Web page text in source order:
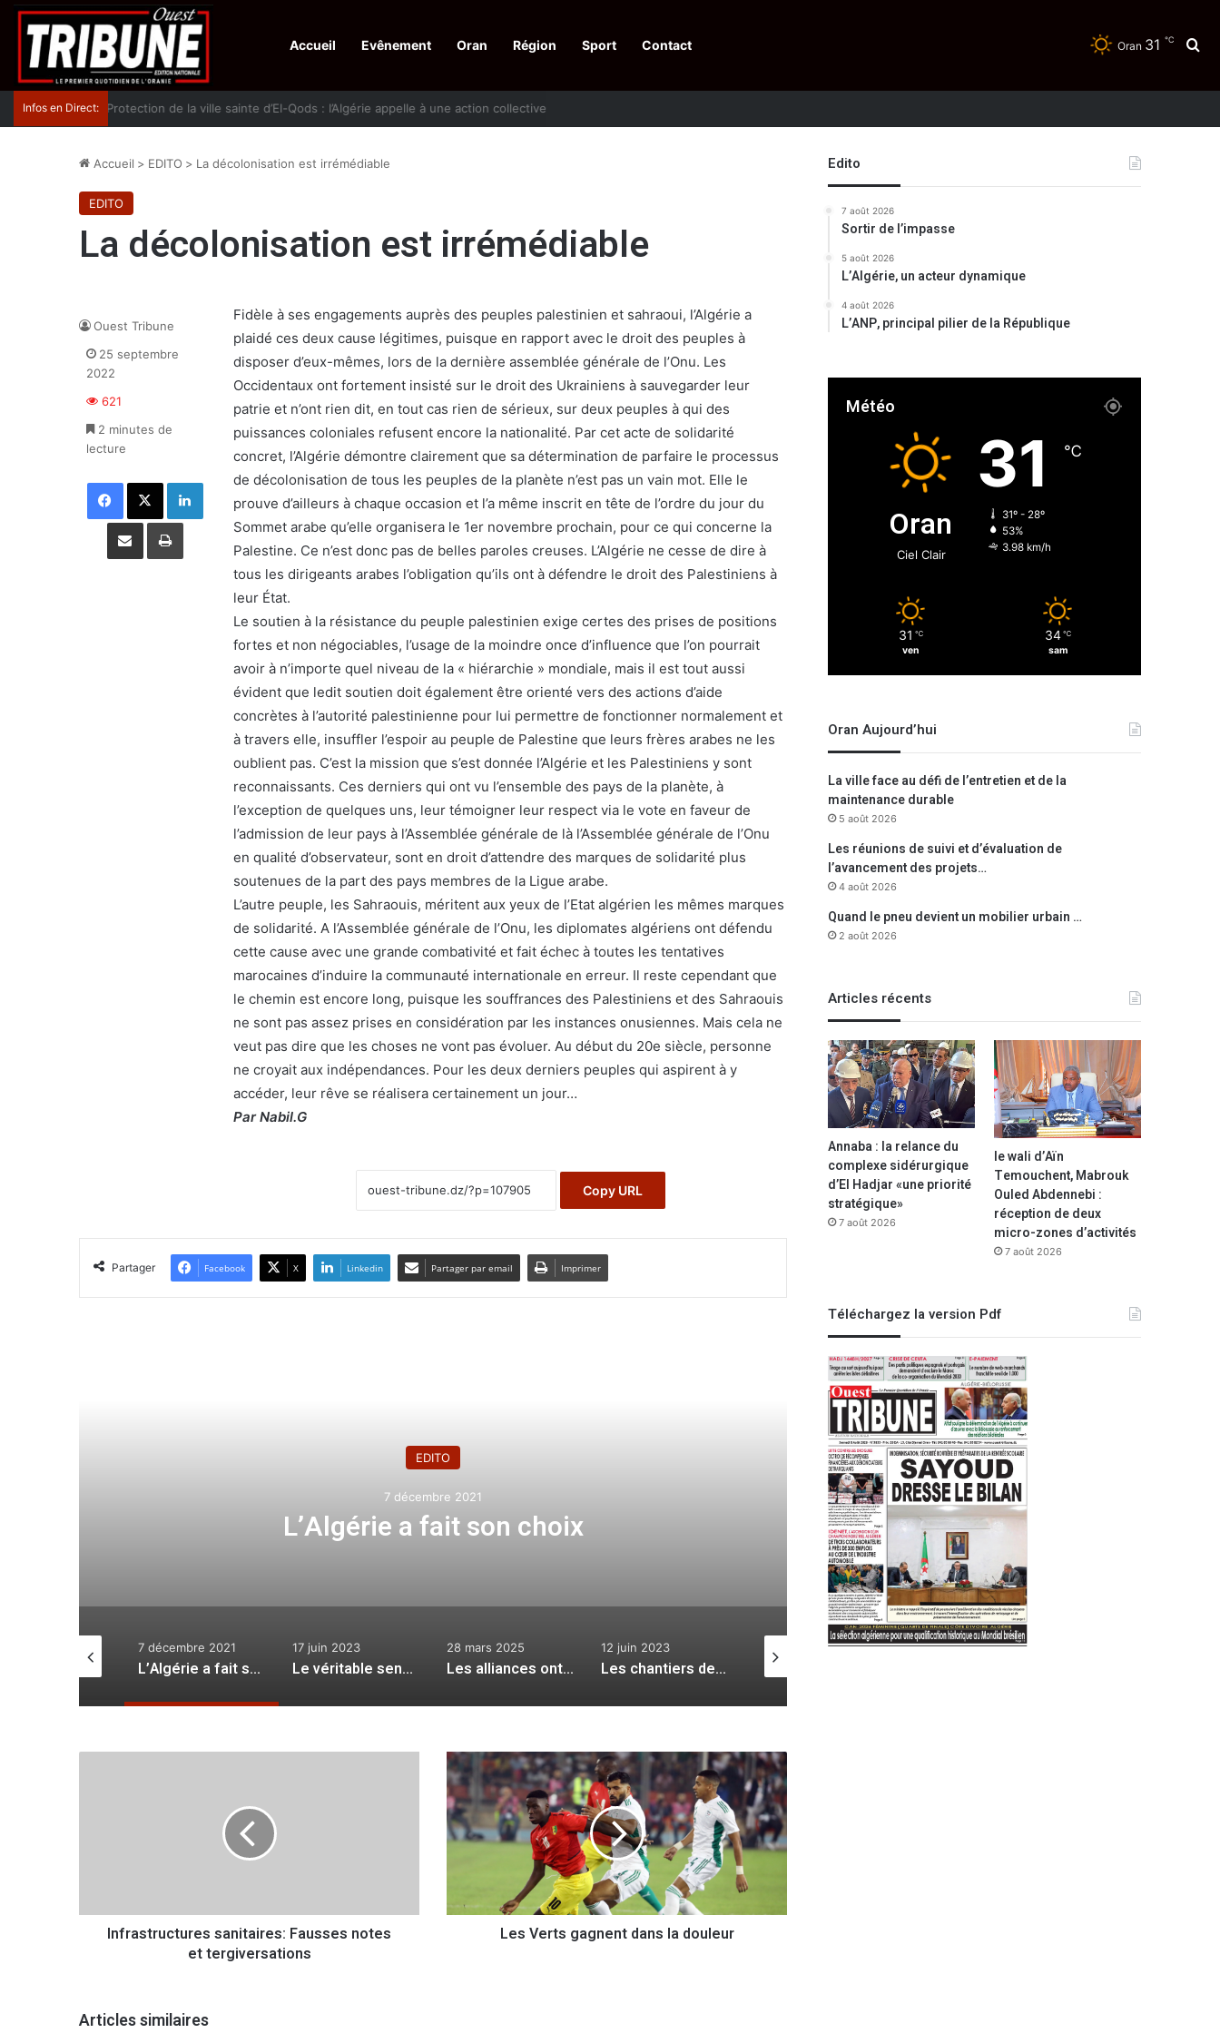
Accueil Evênement Oran Région Sport Contact Oran 31 ℃
Infos en Direct: Protection de la ville sainte d’El-Qods : l’Algérie appelle à une action collective
Accueil > EDITO > La décolonisation est irrémédiable
EDITO
La décolonisation est irrémédiable
Fidèle à ses engagements auprès des peuples palestinien et sahraoui, l’Algérie a
plaidé ces deux cause légitimes, puisque en rapport avec le droit des peuples à
disposer d’eux-mêmes, lors de la dernière assemblée générale de l’Onu. Les
Occidentaux ont fortement insisté sur le droit des Ukrainiens à sauvegarder leur
patrie et n’ont rien dit, en tout cas rien de sérieux, sur deux peuples à qui des
puissances coloniales refusent encore la nationalité. Par cet acte de solidarité
concret, l’Algérie démontre clairement que sa détermination de parfaire le processus
de décolonisation de tous les peuples de la planète n’est pas un vain mot. Elle le
prouve d’ailleurs à chaque occasion et l’a même inscrit en tête de l’ordre du jour du
Sommet arabe qu’elle organisera le 1er novembre prochain, pour ce qui concerne la
Palestine. Ce n’est donc pas de belles paroles creuses. L’Algérie ne cesse de dire à
tous les dirigeants arabes l’obligation qu’ils ont à défendre le droit des Palestiniens à
leur État.
Le soutien à la résistance du peuple palestinien exige certes des prises de positions
fortes et non négociables, l’usage de la moindre once d’influence que l’on pourrait
avoir à n’importe quel niveau de la « hiérarchie » mondiale, mais il est tout aussi
évident que ledit soutien doit également être orienté vers des actions d’aide
concrètes à l’autorité palestinienne pour lui permettre de fonctionner normalement et
à travers elle, insuffler l’espoir au peuple de Palestine que leurs frères arabes ne les
oublient pas. C’est la mission que s’est donnée l’Algérie et les Palestiniens y sont
reconnaissants. Ces derniers qui ont vu l’ensemble des pays de la planète, à
l’exception de quelques uns, leur témoigner leur respect via le vote en faveur de
l’admission de leur pays à l’Assemblée générale de là l’Assemblée générale de l’Onu
en qualité d’observateur, sont en droit d’attendre des marques de solidarité plus
soutenues de la part des pays membres de la Ligue arabe.
L’autre peuple, les Sahraouis, méritent aux yeux de l’Etat algérien les mêmes marques
de solidarité. A l’Assemblée générale de l’Onu, les diplomates algériens ont défendu
cette cause avec une grande combativité et fait échec à toutes les tentatives
marocaines d’induire la communauté internationale en erreur. Il reste cependant que
le chemin est encore long, puisque les souffrances des Palestiniens et des Sahraouis
ne sont pas assez prises en considération par les instances onusiennes. Mais cela ne
veut pas dire que les choses ne vont pas évoluer. Au début du 20e siècle, personne
ne croyait aux indépendances. Pour les deux derniers peuples qui aspirent à y
accéder, leur rêve se réalisera certainement un jour…
Par Nabil.G
Copy URL
Ouest Tribune
25 septembre
2022
621
2 minutes de
lecture
Facebook X Linkedin
Partager par email Imprimer
Partager Facebook X Linkedin Partager par email Imprimer
EDITO
7 décembre 2021
L’Algérie a fait son choix Le véritable sens de
Une reprise en main salutaire
7 décembre 2021
L’Algérie a fait son choix
17 juin 2023
Le véritable sens de la liberté
28 mars 2025
Les alliances ont bien changé
12 juin 2023
Les chantiers de l’été
20 mars 2022 15 novembre 2025
u
s
Infrastructures sanitaires: Fausses notes
et tergiversations
L
e
s
V
e
g
Les Verts gagnent dans la douleur
Articles similaires
Edito
7 août 2026
Sortir de l’impasse
5 août 2026
L’Algérie, un acteur dynamique
4 août 2026
L’ANP, principal pilier de la République
Météo
Oran
Ciel Clair
31 ℃
31º - 28º
53%
3.98 km/h
31 ℃
ven
34 ℃
sam
Oran Aujourd’hui
La ville face au défi de l’entretien et de la
maintenance durable
5 août 2026
Les réunions de suivi et d’évaluation de
l’avancement des projets…
4 août 2026
Quand le pneu devient un mobilier urbain …
2 août 2026
Articles récents
Annaba : la relance du
complexe sidérurgique
d’El Hadjar «une priorité
stratégique»
7 août 2026
le wali d’Aïn
Temouchent, Mabrouk
Ouled Abdennebi :
réception de deux
micro-zones d’activités
7 août 2026
Téléchargez la version Pdf